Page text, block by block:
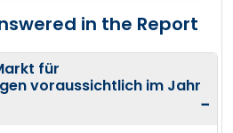
in the Report
für
voraussichtlich im Jahr
−